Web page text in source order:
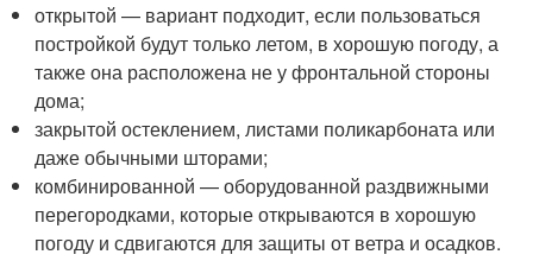
открытой — вариант подходит, если пользоваться
постройкой будут только летом, в хорошую погоду, а
также она расположена не у фронтальной стороны
дома;
закрытой остеклением, листами поликарбоната или
даже обычными шторами;
комбинированной — оборудованной раздвижными
перегородками, которые открываются в хорошую
погоду и сдвигаются для защиты от ветра и осадков.